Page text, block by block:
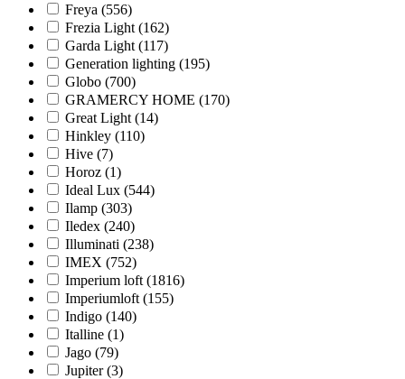
Freya (556)
Frezia Light (162)
Garda Light (117)
Generation lighting (195)
Globo (700)
GRAMERCY HOME (170)
Great Light (14)
Hinkley (110)
Hive (7)
Horoz (1)
Ideal Lux (544)
Ilamp (303)
Iledex (240)
Illuminati (238)
IMEX (752)
Imperium loft (1816)
Imperiumloft (155)
Indigo (140)
Italline (1)
Jago (79)
Jupiter (3)